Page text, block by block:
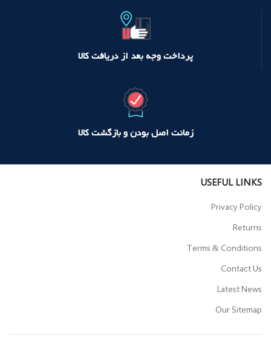
پرداخت وجه بعد از دریافت کالا
زمانت اصل بودن و بازگشت کالا
USEFUL LINKS
Privacy Policy
Returns
Terms & Conditions
Contact Us
Latest News
Our Sitemap